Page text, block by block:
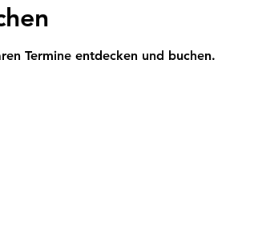
Termine entdecken und buchen.